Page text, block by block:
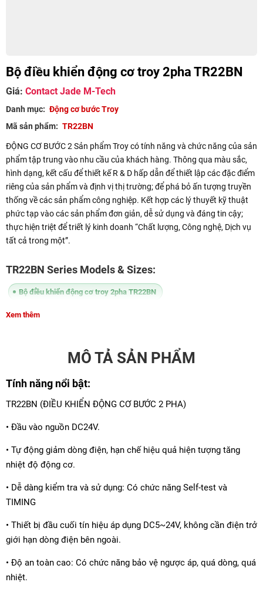
Bộ điều khiển động cơ troy 2pha TR22BN
Giá: Contact Jade M-Tech
Danh mục: Động cơ bước Troy
Mã sản phẩm: TR22BN
ĐỘNG CƠ BƯỚC 2 Sản phẩm Troy có tính năng và chức năng của sản
phẩm tập trung vào nhu cầu của khách hàng. Thông qua màu sắc,
hình dạng, kết cấu để thiết kế R & D hấp dẫn để thiết lập các đặc điểm
riêng của sản phẩm và định vị thị trường; để phá bỏ ấn tượng truyền
thống về các sản phẩm công nghiệp. Kết hợp các lý thuyết kỹ thuật
phức tạp vào các sản phẩm đơn giản, dễ sử dụng và đáng tin cậy;
thực hiện triệt để triết lý kinh doanh “Chất lượng, Công nghệ, Dịch vụ
tất cả trong một”.
TR22BN Series Models & Sizes:
Bộ điều khiển động cơ troy 2pha TR22BN
Xem thêm
MÔ TẢ SẢN PHẨM
Tính năng nổi bật:
TR22BN (ĐIỀU KHIỂN ĐỘNG CƠ BƯỚC 2 PHA)
• Đầu vào nguồn DC24V.
• Tự động giảm dòng điện, hạn chế hiệu quả hiện tượng tăng
nhiệt độ động cơ.
• Dễ dàng kiểm tra và sử dụng: Có chức năng Self-test và
TIMING
• Thiết bị đầu cuối tín hiệu áp dụng DC5~24V, không cần điện trở
giới hạn dòng điện bên ngoài.
• Độ an toàn cao: Có chức năng bảo vệ ngược áp, quá dòng, quá
nhiệt.